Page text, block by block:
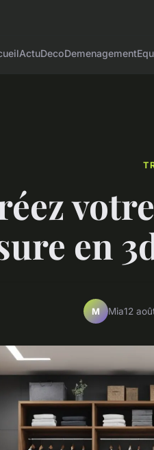
ActuDecoDemenagement
en
M Mia12